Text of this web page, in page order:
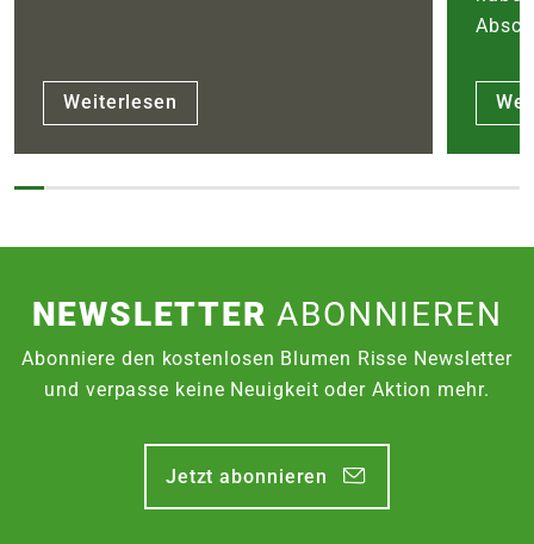
Weiterlesen
NEWSLETTERABONNIEREN
Abonniere den kostenlosen Blumen Risse Newsletter
und verpasse keine Neuigkeit oder Aktion mehr.
Jetzt abonnieren